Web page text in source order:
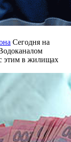
Сегодня на
этим в жилищах